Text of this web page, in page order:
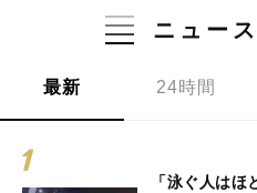
ニュー
最新 24時間
「泳ぐ人は